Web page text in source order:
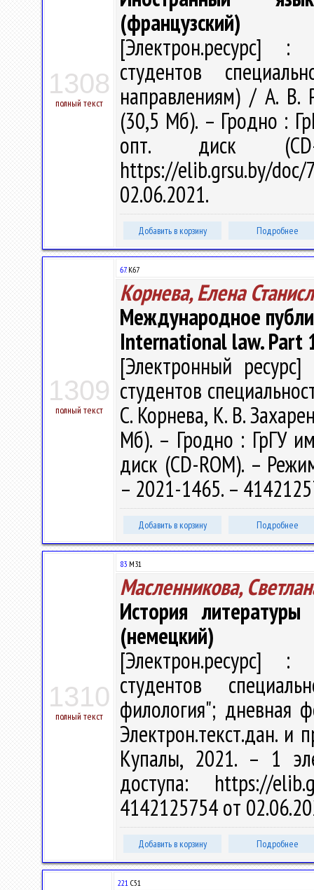
1308
полный текст
(французский)
[Электрон.ресурс] :
студентов
направлениям) / А. В.
(30,5 Мб). – Гродно :
опт. диск
https://elib.grsu.by/
02.06.2021.
Добавить в корзину Подробнее
1309
полный текст
67.К67
Корнева, Елена
Международное
International law. Part
[Электронный
студентов
С. Корнева, К. В.
Мб). – Гродно : ГрГУ
диск (CD-ROM). –
– 2021-1465. –
Добавить в корзину Подробнее
1310
полный текст
83 М31
Масленникова,
История
(немецкий)
[Электрон.ресурс] :
студентов
филология"; дневная
Электрон.текст.дан. и
Купалы, 2021. – 1
доступа: https://
4142125754 от
Добавить в корзину Подробнее
221 С51